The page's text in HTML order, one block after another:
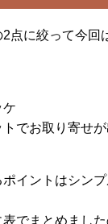
点に絞って今回
ケ
トでお取り寄せ
イントはシン
表でまとめまし